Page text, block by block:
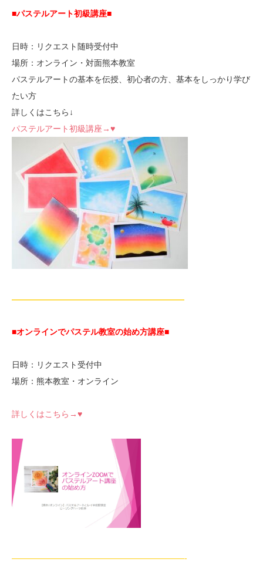
■パステルアート初級講座■
日時：リクエスト随時受付中
場所：オンライン・対面熊本教室
パステルアートの基本を伝授、初心者の方、基本をしっかり学び
たい方
詳しくはこちら↓
パステルアート初級講座→♥
—————————————————————
■オンラインでパステル教室の始め方講座■
日時：リクエスト受付中
場所：熊本教室・オンライン
詳しくはこちら→♥
—————————————————————-